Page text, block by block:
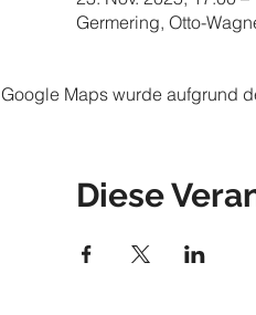
Germering, Otto-
Google Maps wurde aufgrund
Diese